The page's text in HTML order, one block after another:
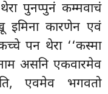
थेरा पुनप्पुनं कम्मवाचं
इमिना कारणेन एवं
पन थेरा ‘‘कस्मा
असनि एकवारमेव
एवमेव भगवतो